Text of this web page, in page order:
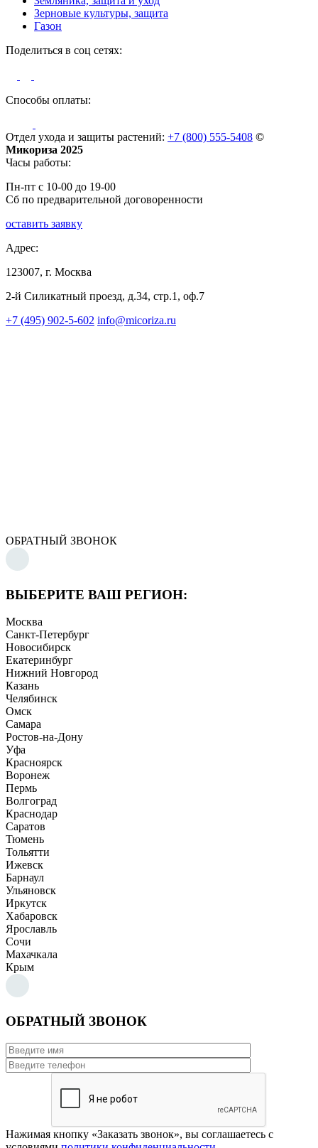
Зерновые культуры, защита
Газон
Поделиться в соц сетях:
Способы оплаты:
Отдел ухода и защиты растений: +7 (800) 555-5408 ©
Микориза 2025
Часы работы:
Пн-пт с 10-00 до 19-00
Сб по предварительной договоренности
оставить заявку
Адрес:
123007, г. Москва
2-й Силикатный проезд, д.34, стр.1, оф.7
+7 (495) 902-5-602 info@micoriza.ru
ОБРАТНЫЙ ЗВОНОК
ВЫБЕРИТЕ ВАШ РЕГИОН:
Москва
Санкт-Петербург
Новосибирск
Екатеринбург
Нижний Новгород
Казань
Челябинск
Омск
Самара
Ростов-на-Дону
Уфа
Красноярск
Воронеж
Пермь
Волгоград
Краснодар
Саратов
Тюмень
Тольятти
Ижевск
Барнаул
Ульяновск
Иркутск
Хабаровск
Ярославль
Сочи
Махачкала
Крым
ОБРАТНЫЙ ЗВОНОК
Нажимая кнопку «Заказать звонок», вы соглашаетесь с